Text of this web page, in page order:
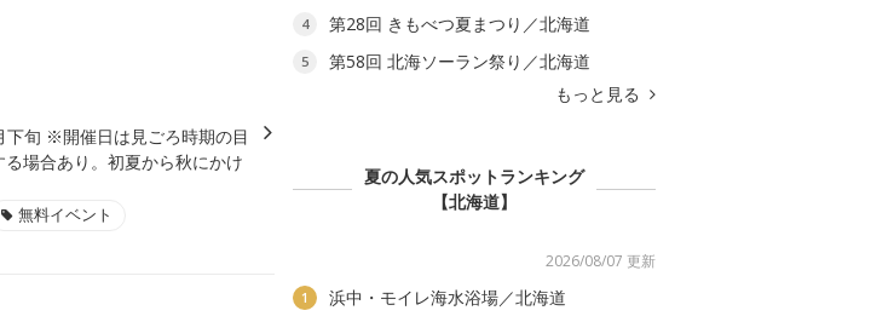
下旬 ※開催日は見ごろ時期の目
場合あり。初夏から秋にかけ
無料イベント
4 第28回 きもべつ夏まつり／北海道
5
第58回 北海ソーラン祭り／北海道
もっと見る
夏の人気スポットランキング
【北海道】
2026/08/07 更新
1 浜中・モイレ海水浴場／北海道